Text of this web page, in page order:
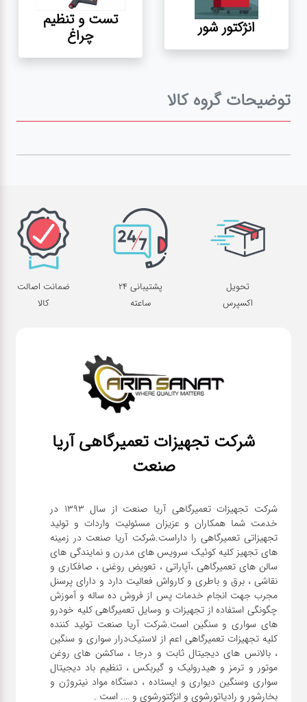
برق و
باطری و
صافکاری
لوازم
یدکی
انژکتور شور تست و تنظیم
چراغ
توضیحات گروه کالا
تحویل
اکسپرس
پشتیبانی 24
ساعته
ضمانت اصالت
کالا
شرکت تجهیزات تعمیرگاهی آریا
صنعت
شرکت تجهیزات تعمیرگاهی آریا صنعت از سال ۱۳۹۳ در
خدمت شما همکاران و عزیزان مسئولیت واردات و تولید
تجهیزاتی تعمیرگاهی را داراست.شرکت آریا صنعت در زمینه
های تجهیز کلیه کوئیک سرویس های مدرن و نمایندگی های
سالن های تعمیرگاهی ،آپاراتی ، تعویض روغنی ، صافکاری و
نقاشی ، برق و باطری و کارواش فعالیت دارد و دارای پرسنل
مجرب جهت انجام خدمات پس از فروش ده ساله و آموزش
چگونگی استفاده از تجهیزات و وسایل تعمیرگاهی کلیه خودرو
های سواری و سنگین است.شرکت آریا صنعت تولید کننده
کلیه تجهیزات تعمیرگاهی اعم از لاستیک‌درار سواری و ‌سنگین
، بالانس های دیجیتال ثابت و درجا ، ساکشن های روغن
موتور و ترمز و هیدرولیک و گیربکس ، تنظیم باد دیجیتال
سواری و‌سنگین دیواری و ایستاده ، دستگاه مواد نیتروژن و